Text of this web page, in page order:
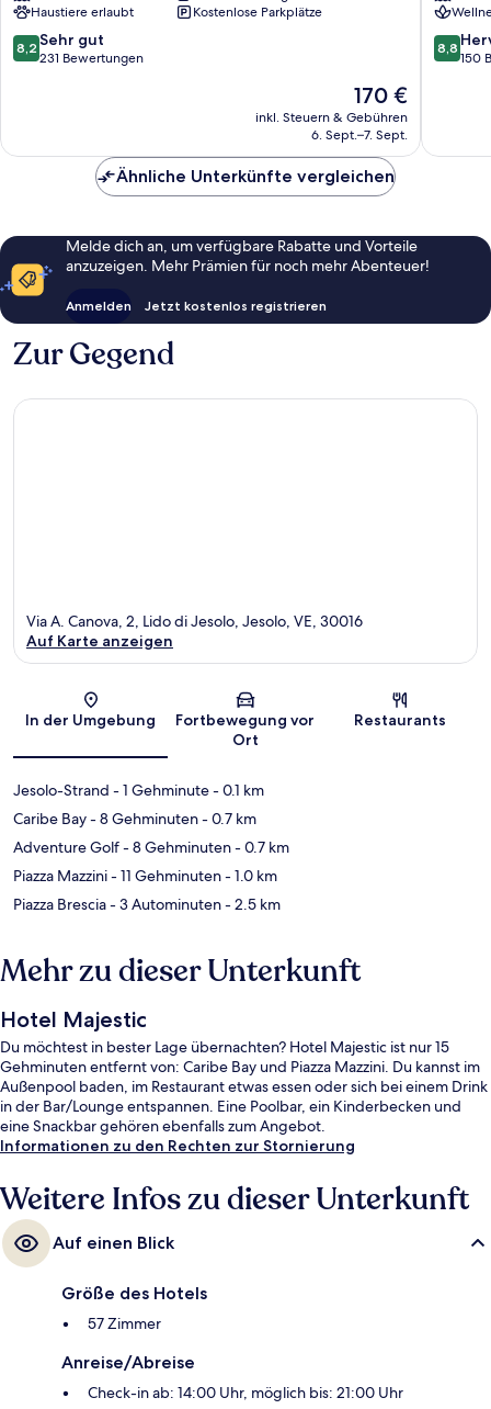
Haustiere erlaubt
Kostenlose Parkplätze
8.2
von
Bewertungen
8,2 Sehr gut
231 Bewertungen
Der
Preis
beträgt
170 €
inkl. Steuern & Gebühren
6. Sept.–7. Sept.
8.8
von
8,8
150
Ähnliche Unterkünfte vergleichen
Melde dich an, um verfügbare Rabatte und Vorteile
anzuzeigen. Mehr Prämien für noch mehr Abenteuer!
Anmelden Jetzt kostenlos registrieren
Zur Gegend
Karte
Via A. Canova, 2, Lido di Jesolo, Jesolo, VE, 30016
Auf Karte anzeigen
In der Umgebung
Fortbewegung vor
Ort
Restaurants
Jesolo-Strand - 1 Gehminute- 0.1 km
Caribe Bay- 8 Gehminuten- 0.7 km
Adventure Golf- 8 Gehminuten- 0.7 km
Piazza Mazzini- 11 Gehminuten- 1.0 km
Piazza Brescia- 3 Autominuten- 2.5 km
Mehr zu dieser Unterkunft
Hotel Majestic
Du möchtest in bester Lage übernachten? Hotel Majestic ist nur 15
Gehminuten entfernt von: Caribe Bay und Piazza Mazzini. Du kannst im
Außenpool baden, im Restaurant etwas essen oder sich bei einem Drink
in der Bar/Lounge entspannen. Eine Poolbar, ein Kinderbecken und
eine Snackbar gehören ebenfalls zum Angebot.
Informationen zu den Rechten zur Stornierung
Weitere Infos zu dieser Unterkunft
Auf einen Blick
Größe des Hotels
57 Zimmer
Anreise/Abreise
Check-in ab: 14:00 Uhr, möglich bis: 21:00 Uhr